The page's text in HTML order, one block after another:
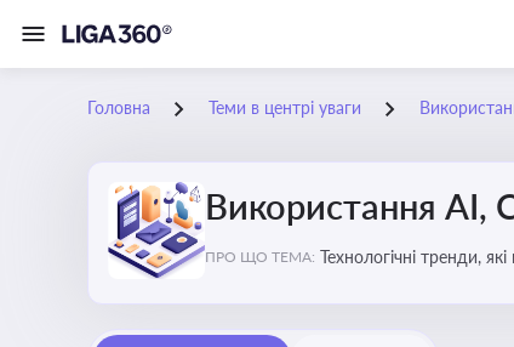
Головна Теми в центрі уваги
Використання AI,
ПРО ЩО ТЕМА: Технологічні тренди,